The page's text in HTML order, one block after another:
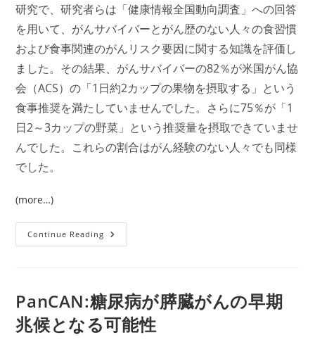
研究で、研究者らは「健康情報全国動向調査」への回答
を用いて、がんサバイバーとがん歴のない人々の食習慣
および食事関連のがんリスク要因に関する知識を評価し
ました。その結果、がんサバイバーの82％が米国がん協
会（ACS）の「1日約2カップの果物を摂取する」という
食事推奨を満たしていませんでした。さらに75％が「1
日2～3カップの野菜」という推奨量を摂取できていませ
んでした。これらの割合はがん経験のない人々でも同様
でした。
(more…)
Continue Reading AACR
ニ
ん
生
存
者
の
PanCAN:糖尿病が膵臓がんの早期
兆候となる可能性